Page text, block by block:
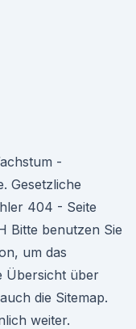
-
Gesetzliche
404 - Seite
Bitte benutzen Sie
um das
Übersicht über
die Sitemap.
weiter.